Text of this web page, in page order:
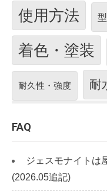
使用方法 型
着色・塗装
耐久性・強度 耐
FAQ
ジェスモナイトは
(2026.05追記)